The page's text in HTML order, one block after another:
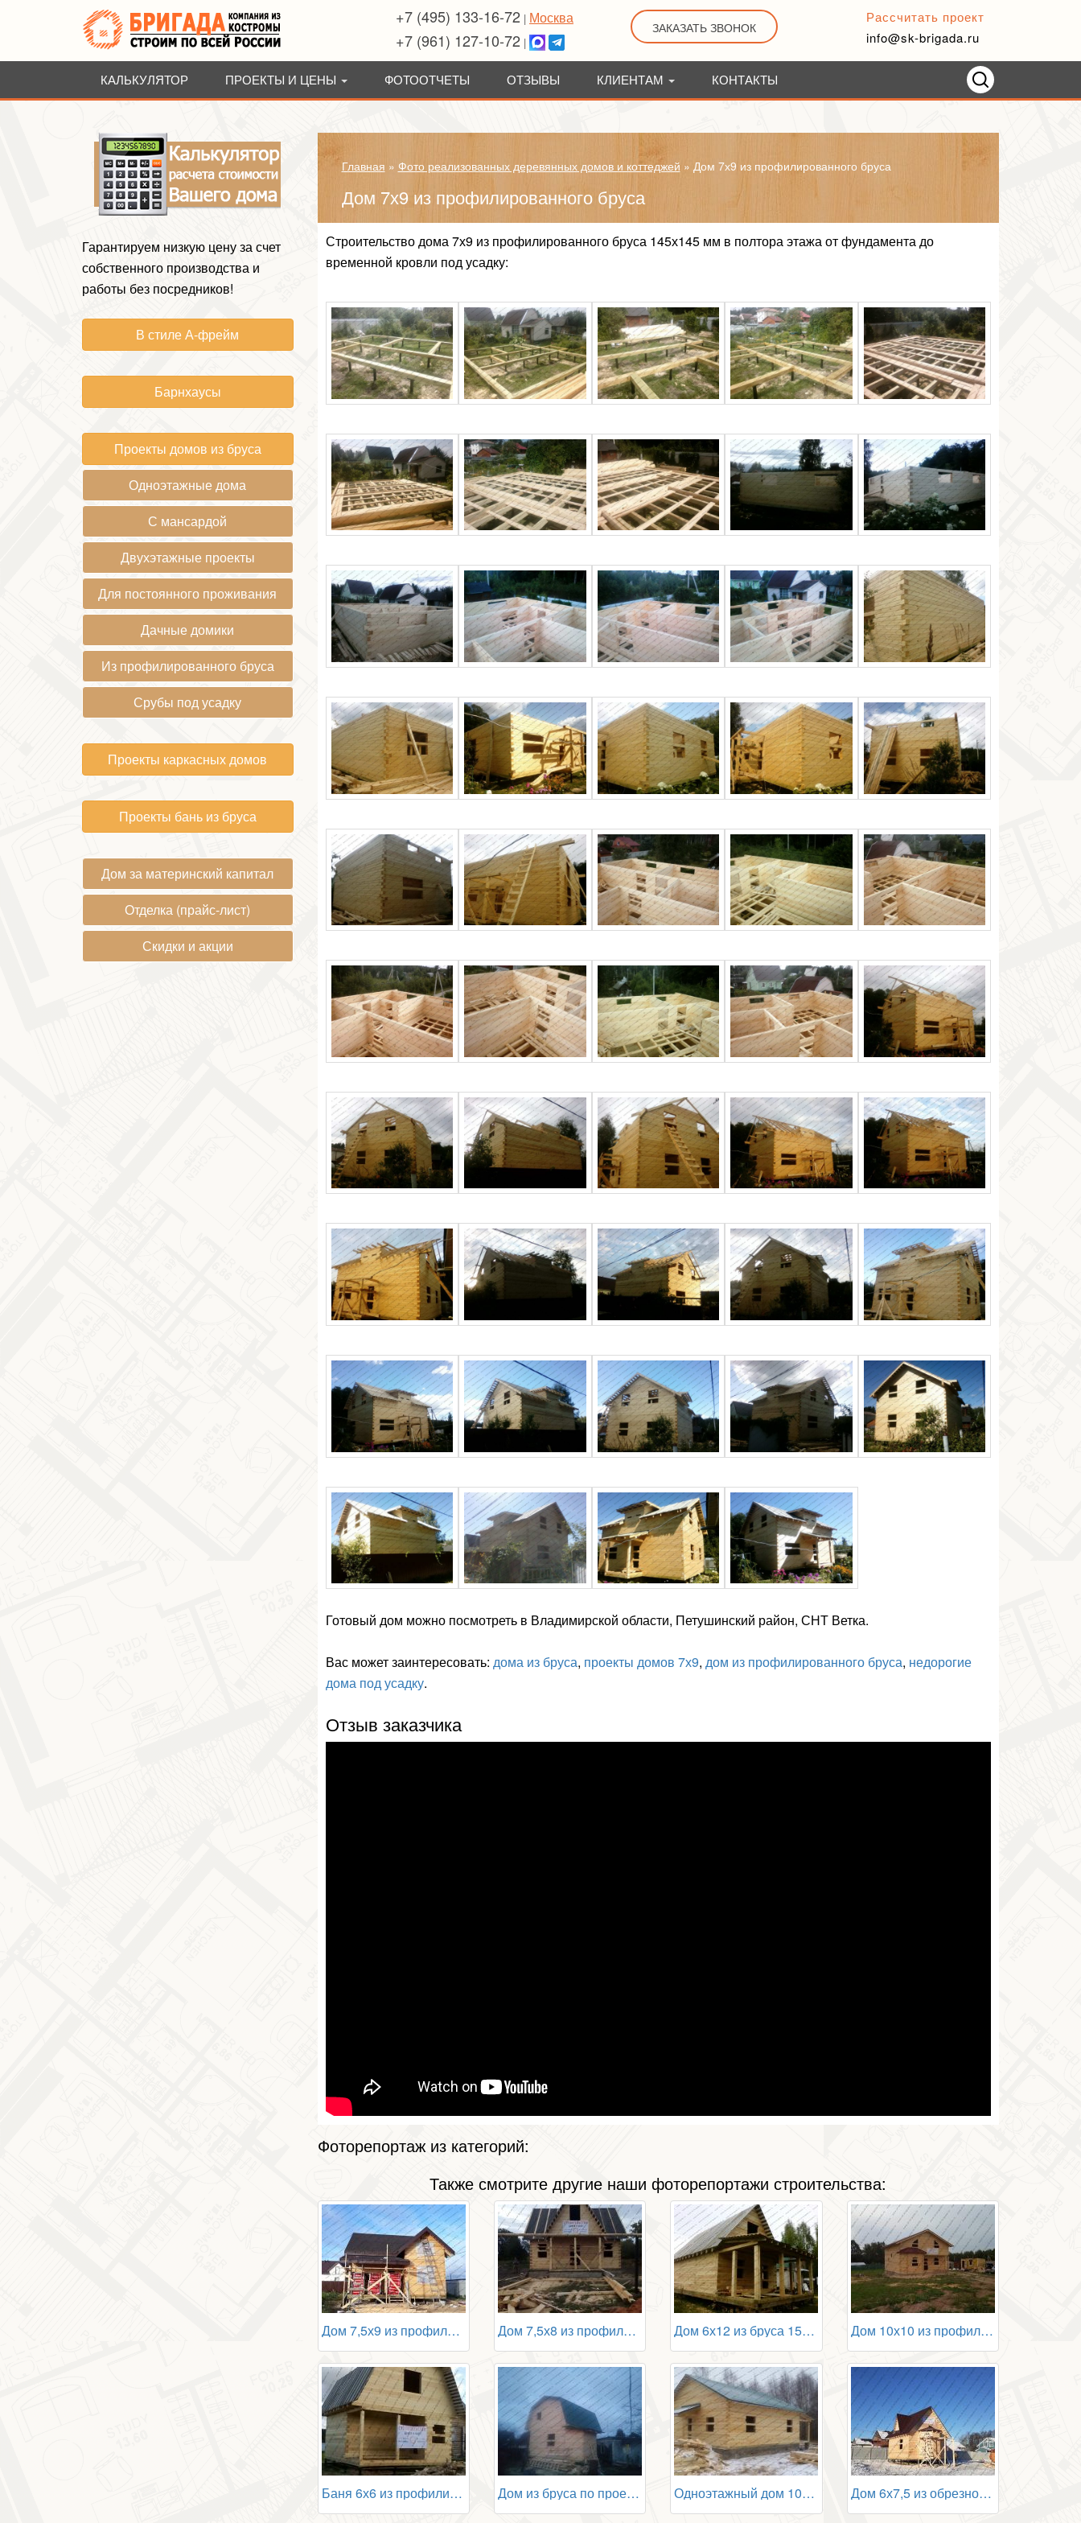
+7 (495) 133-16-72 | Москва
+7 (961) 127-10-72 |
ЗАКАЗАТЬ ЗВОНОК
Рассчитать проект
info@sk-brigada.ru
КАЛЬКУЛЯТОР ПРОЕКТЫ И ЦЕНЫ ФОТООТЧЕТЫ ОТЗЫВЫ КЛИЕНТАМ КОНТАКТЫ
Главная » Фото реализованных деревянных домов и коттеджей » Дом 7х9 из профилированного бруса
Дом 7х9 из профилированного бруса
Строительство дома 7х9 из профилированного бруса 145х145 мм в полтора этажа от фундамента до
временной кровли под усадку:
Готовый дом можно посмотреть в Владимирской области, Петушинский район, СНТ Ветка.
Вас может заинтересовать: дома из бруса, проекты домов 7х9, дом из профилированного бруса, недорогие
дома под усадку.
Отзыв заказчика
Фоторепортаж из категорий:
Также смотрите другие наши фоторепортажи строительства:
Дом 7,5х9 из профилированного бруса Дом 7,5х8 из профилированного бруса Дом 6х12 из бруса 150х200 Дом 10х10 из профилированного бруса
Баня 6х6 из профилированного бруса Дом из бруса по проекту БД-102 Одноэтажный дом 10х10 из бруса Дом 6х7,5 из обрезного бруса
Гарантируем низкую цену за счет
собственного производства и
работы без посредников!
В стиле А-фрейм
Барнхаусы
Проекты домов из бруса
Одноэтажные дома
С мансардой
Двухэтажные проекты
Для постоянного проживания
Дачные домики
Из профилированного бруса
Срубы под усадку
Проекты каркасных домов
Проекты бань из бруса
Дом за материнский капитал
Отделка (прайс-лист)
Скидки и акции